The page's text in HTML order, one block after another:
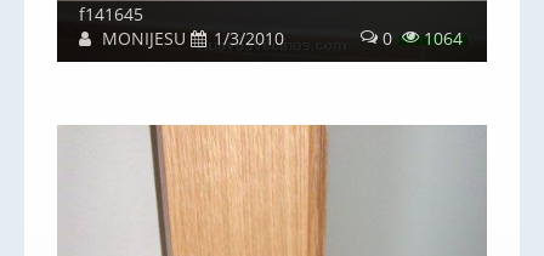
f141645
MONIJESU
1/3/2010 0 1064